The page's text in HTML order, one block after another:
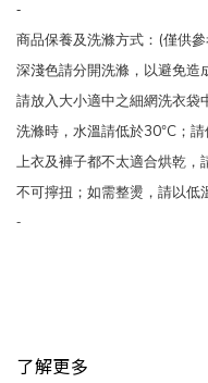
-
商品保養及洗滌方式： (僅供
深淺色請分開洗滌，以避免造
請放入大小適中之細網洗衣袋
洗滌時，水溫請低於30°C ；
上衣及褲子都不太適合烘乾，
不可擰扭；如需整燙，請以低
-
了解更多